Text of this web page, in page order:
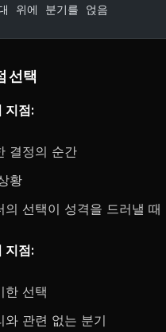
위에 분기를 얹음
선택
지점:
결정의 순간
황
의 선택이 성격을 드러낼 때
지점:
한 선택
와 관련 없는 분기